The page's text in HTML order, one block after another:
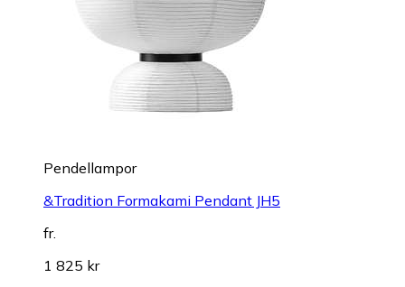
Pendellampor
&Tradition Formakami Pendant JH5
fr.
1 825 kr